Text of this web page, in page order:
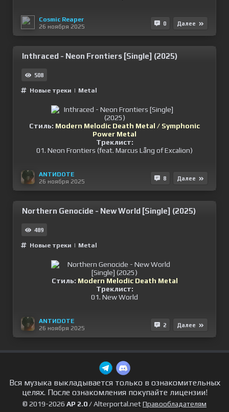
Cosmic Reaper
26 ноября 2025
0 Далее
Inthraced - Neon Frontiers [Single] (2025)
508
Новые треки | Metal
Стиль: Modern Melodic Death Metal / Symphonic
Power Metal
Треклист:
01. Neon Frontiers (feat. Marcus Lång of Excalion)
ANTИDOTE
26 ноября 2025
8 Далее
Northern Genocide - New World [Single] (2025)
489
Новые треки | Metal
Стиль: Modern Melodic Death Metal
Треклист:
01. New World
ANTИDOTE
26 ноября 2025
2 Далее
Вся музыка выкладывается только в ознакомительных
целях. После ознакомления покупайте лицензии!
© 2019-2026 AP 2.0/ Alterportal.netПравообладателям